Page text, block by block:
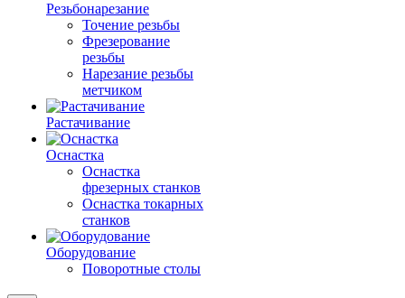
Резьбонарезание
Точение резьбы
Фрезерование
резьбы
Нарезание резьбы
метчиком
Растачивание
Оснастка
Оснастка
фрезерных станков
Оснастка токарных
станков
Оборудование
Поворотные столы